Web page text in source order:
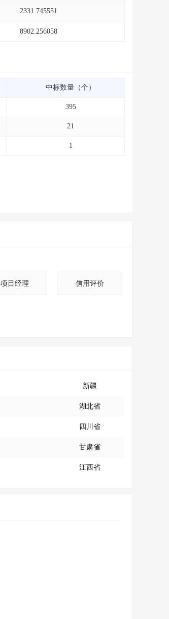
2331.745551
8902.256058
中标数量（个）
395
21
1
项目经理 信用评价
新疆
湖北省
四川省
甘肃省
江西省